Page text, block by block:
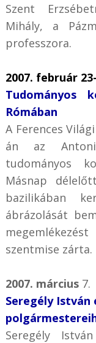
Szent
Mihály, a
professzora.
2007. február
Tudományos
Rómában
A Ferences
án az
tudományos
Másnap
bazilikában
ábrázolását
szentmise zárta.
2007. március7.
Seregély István
Seregély